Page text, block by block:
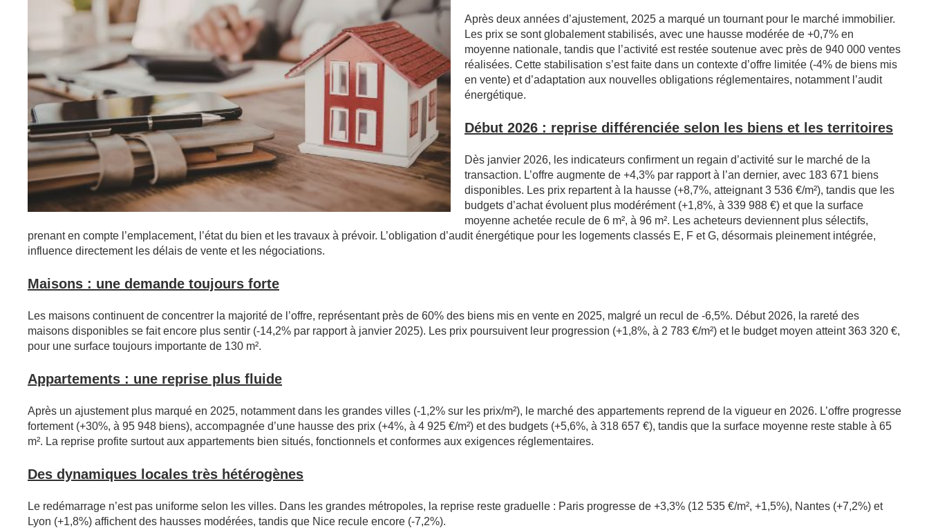
Après deux années d’ajustement, 2025 a marqué un tournant pour le marché immobilier.
Les prix se sont globalement stabilisés, avec une hausse modérée de +0,7% en
moyenne nationale, tandis que l’activité est restée soutenue avec près de 940 000 ventes
réalisées. Cette stabilisation s’est faite dans un contexte d’offre limitée (-4% de biens mis
en vente) et d’adaptation aux nouvelles obligations réglementaires, notamment l’audit
énergétique.
Début 2026 : reprise différenciée selon les biens et les territoires
Dès janvier 2026, les indicateurs confirment un regain d’activité sur le marché de la
transaction. L’offre augmente de +4,3% par rapport à l’an dernier, avec 183 671 biens
disponibles. Les prix repartent à la hausse (+8,7%, atteignant 3 536 €/m²), tandis que les
budgets d’achat évoluent plus modérément (+1,8%, à 339 988 €) et que la surface
moyenne achetée recule de 6 m², à 96 m². Les acheteurs deviennent plus sélectifs,
prenant en compte l’emplacement, l’état du bien et les travaux à prévoir. L’obligation d’audit énergétique pour les logements classés E, F et G, désormais pleinement intégrée,
influence directement les délais de vente et les négociations.
Maisons : une demande toujours forte
Les maisons continuent de concentrer la majorité de l’offre, représentant près de 60% des biens mis en vente en 2025, malgré un recul de -6,5%. Début 2026, la rareté des
maisons disponibles se fait encore plus sentir (-14,2% par rapport à janvier 2025). Les prix poursuivent leur progression (+1,8%, à 2 783 €/m²) et le budget moyen atteint 363 320 €,
pour une surface toujours importante de 130 m².
Appartements : une reprise plus fluide
Après un ajustement plus marqué en 2025, notamment dans les grandes villes (-1,2% sur les prix/m²), le marché des appartements reprend de la vigueur en 2026. L’offre progresse
fortement (+30%, à 95 948 biens), accompagnée d’une hausse des prix (+4%, à 4 925 €/m²) et des budgets (+5,6%, à 318 657 €), tandis que la surface moyenne reste stable à 65
m². La reprise profite surtout aux appartements bien situés, fonctionnels et conformes aux exigences réglementaires.
Des dynamiques locales très hétérogènes
Le redémarrage n’est pas uniforme selon les villes. Dans les grandes métropoles, la reprise reste graduelle : Paris progresse de +3,3% (12 535 €/m², +1,5%), Nantes (+7,2%) et
Lyon (+1,8%) affichent des hausses modérées, tandis que Nice recule encore (-7,2%).